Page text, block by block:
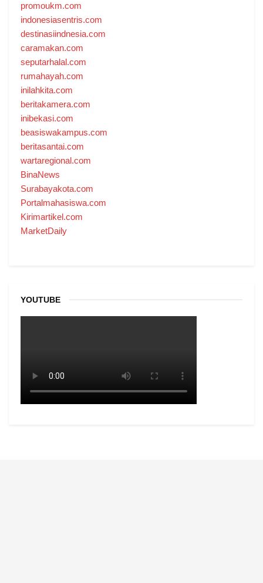
promoukm.com
indonesiasentris.com
destinasiindnesia.com
caramakan.com
seputarhalal.com
rumahayah.com
inilahkita.com
beritakamera.com
inibekasi.com
beasiswakampus.com
beritasantai.com
wartaregional.com
BinaNews
Surabayakota.com
Portalmahasiswa.com
Kirimartikel.com
MarketDaily
YOUTUBE